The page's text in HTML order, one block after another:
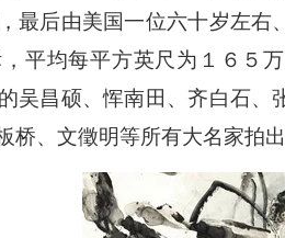
最后由美国一位六十岁左
平均每平方英尺为１６５
吴昌硕、恽南田、齐白石
桥、文徵明等所有大名家拍出